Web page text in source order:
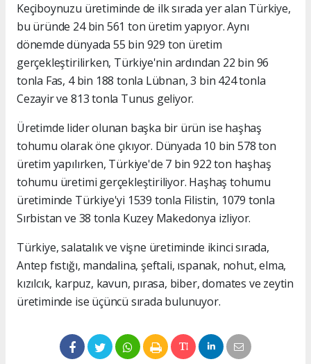
Keçiboynuzu üretiminde de ilk sırada yer alan Türkiye,
bu üründe 24 bin 561 ton üretim yapıyor. Aynı
dönemde dünyada 55 bin 929 ton üretim
gerçekleştirilirken, Türkiye'nin ardından 22 bin 96
tonla Fas, 4 bin 188 tonla Lübnan, 3 bin 424 tonla
Cezayir ve 813 tonla Tunus geliyor.
Üretimde lider olunan başka bir ürün ise haşhaş
tohumu olarak öne çıkıyor. Dünyada 10 bin 578 ton
üretim yapılırken, Türkiye'de 7 bin 922 ton haşhaş
tohumu üretimi gerçekleştiriliyor. Haşhaş tohumu
üretiminde Türkiye'yi 1539 tonla Filistin, 1079 tonla
Sırbistan ve 38 tonla Kuzey Makedonya izliyor.
Türkiye, salatalık ve vişne üretiminde ikinci sırada,
Antep fıstığı, mandalina, şeftali, ıspanak, nohut, elma,
kızılcık, karpuz, kavun, pırasa, biber, domates ve zeytin
üretiminde ise üçüncü sırada bulunuyor.